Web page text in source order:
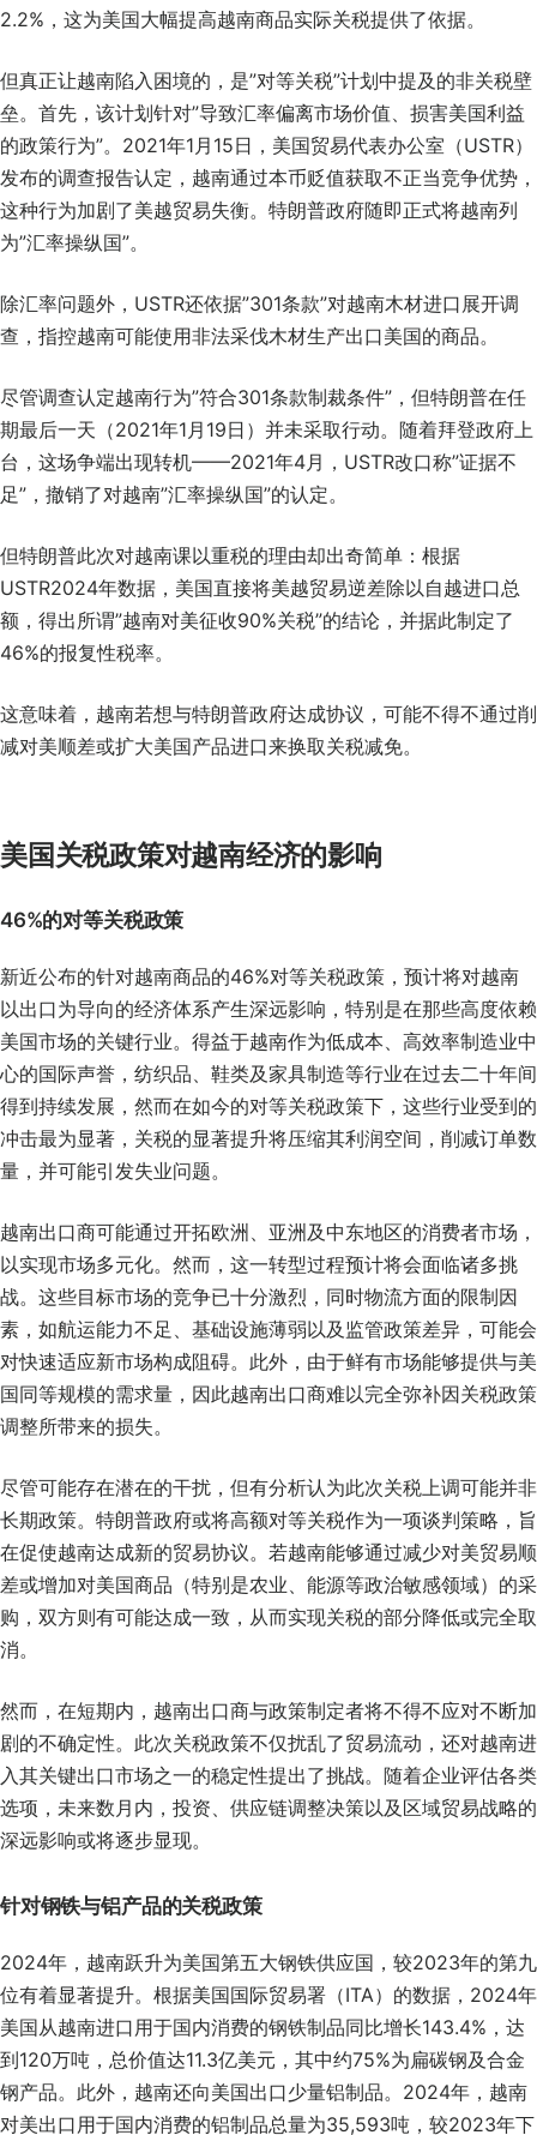
2.2%，这为美国大幅提高越南商品实际关税提供了依据。
但真正让越南陷入困境的，是”对等关税”计划中提及的非关税壁
垒。首先，该计划针对”导致汇率偏离市场价值、损害美国利益
的政策行为”。2021年1月15日，美国贸易代表办公室（USTR）
发布的调查报告认定，越南通过本币贬值获取不正当竞争优势，
这种行为加剧了美越贸易失衡。特朗普政府随即正式将越南列
为”汇率操纵国”。
除汇率问题外，USTR还依据”301条款”对越南木材进口展开调
查，指控越南可能使用非法采伐木材生产出口美国的商品。
尽管调查认定越南行为”符合301条款制裁条件”，但特朗普在任
期最后一天（2021年1月19日）并未采取行动。随着拜登政府上
台，这场争端出现转机——2021年4月，USTR改口称”证据不
足”，撤销了对越南”汇率操纵国”的认定。
但特朗普此次对越南课以重税的理由却出奇简单：根据
USTR2024年数据，美国直接将美越贸易逆差除以自越进口总
额，得出所谓”越南对美征收90%关税”的结论，并据此制定了
46%的报复性税率。
这意味着，越南若想与特朗普政府达成协议，可能不得不通过削
减对美顺差或扩大美国产品进口来换取关税减免。
美国关税政策对越南经济的影响
46%的对等关税政策
新近公布的针对越南商品的46%对等关税政策，预计将对越南
以出口为导向的经济体系产生深远影响，特别是在那些高度依赖
美国市场的关键行业。得益于越南作为低成本、高效率制造业中
心的国际声誉，纺织品、鞋类及家具制造等行业在过去二十年间
得到持续发展，然而在如今的对等关税政策下，这些行业受到的
冲击最为显著，关税的显著提升将压缩其利润空间，削减订单数
量，并可能引发失业问题。
越南出口商可能通过开拓欧洲、亚洲及中东地区的消费者市场，
以实现市场多元化。然而，这一转型过程预计将会面临诸多挑
战。这些目标市场的竞争已十分激烈，同时物流方面的限制因
素，如航运能力不足、基础设施薄弱以及监管政策差异，可能会
对快速适应新市场构成阻碍。此外，由于鲜有市场能够提供与美
国同等规模的需求量，因此越南出口商难以完全弥补因关税政策
调整所带来的损失。
尽管可能存在潜在的干扰，但有分析认为此次关税上调可能并非
长期政策。特朗普政府或将高额对等关税作为一项谈判策略，旨
在促使越南达成新的贸易协议。若越南能够通过减少对美贸易顺
差或增加对美国商品（特别是农业、能源等政治敏感领域）的采
购，双方则有可能达成一致，从而实现关税的部分降低或完全取
消。
然而，在短期内，越南出口商与政策制定者将不得不应对不断加
剧的不确定性。此次关税政策不仅扰乱了贸易流动，还对越南进
入其关键出口市场之一的稳定性提出了挑战。随着企业评估各类
选项，未来数月内，投资、供应链调整决策以及区域贸易战略的
深远影响或将逐步显现。
针对钢铁与铝产品的关税政策
2024年，越南跃升为美国第五大钢铁供应国，较2023年的第九
位有着显著提升。根据美国国际贸易署（ITA）的数据，2024年
美国从越南进口用于国内消费的钢铁制品同比增长143.4%，达
到120万吨，总价值达11.3亿美元，其中约75%为扁碳钢及合金
钢产品。此外，越南还向美国出口少量铝制品。2024年，越南
对美出口用于国内消费的铝制品总量为35,593吨，较2023年下